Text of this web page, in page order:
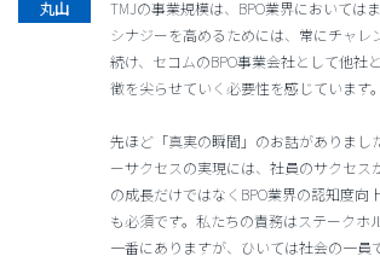
TMJの事業規模は、BPO業界においては
シナジーを高めるためには、常にチャレ
続け、セコムのBPO事業会社として他社
徴を尖らせていく必要性を感じています。
先ほど「真実の瞬間」のお話がありまし
ーサクセスの実現には、社員のサクセス
の成長だけではなくBPO業界の認知度向
も必須です。私たちの責務はステークホ
一番にありますが、ひいては社会の一員